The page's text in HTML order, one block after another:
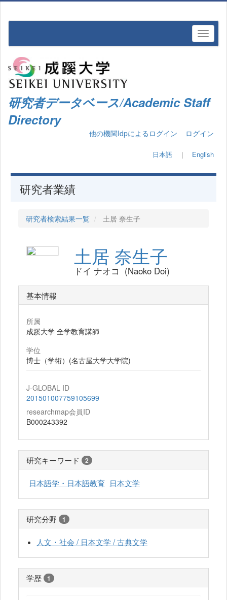
研究者データベース/Academic Staff
Directory
他の機関Idpによるログイン ログイン
日本語 ｜ English
研究者業績
研究者検索結果一覧 土居 奈生子
土居 奈生子
ドイ ナオコ (Naoko Doi)
基本情報
所属
成蹊大学 全学教育講師
学位
博士（学術）(名古屋大学大学院)
J-GLOBAL ID
201501007759105699
researchmap会員ID
B000243392
研究キーワード 2
日本語学・日本語教育 日本文学
研究分野 1
人文・社会 / 日本文学 / 古典文学
学歴 1